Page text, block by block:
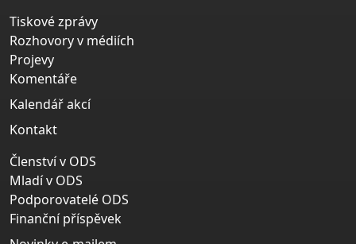
Tiskové zprávy
Rozhovory v médiích
Projevy
Komentáře
Kalendář akcí
Kontakt
Členství v ODS
Mladí v ODS
Podporovatelé ODS
Finanční příspěvek